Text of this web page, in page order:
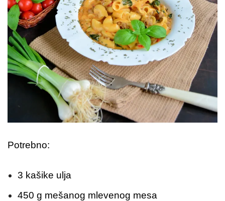
Potrebno:
3 kašike ulja
450 g mešanog mlevenog mesa